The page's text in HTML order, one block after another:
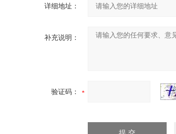
详细地址：
补充说明：
验证码：